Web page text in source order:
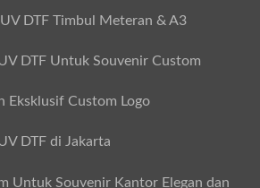
DTF Timbul Meteran & A3
DTF Untuk Souvenir Custom
Eksklusif Custom Logo
DTF di Jakarta
Untuk Souvenir Kantor Elegan dan